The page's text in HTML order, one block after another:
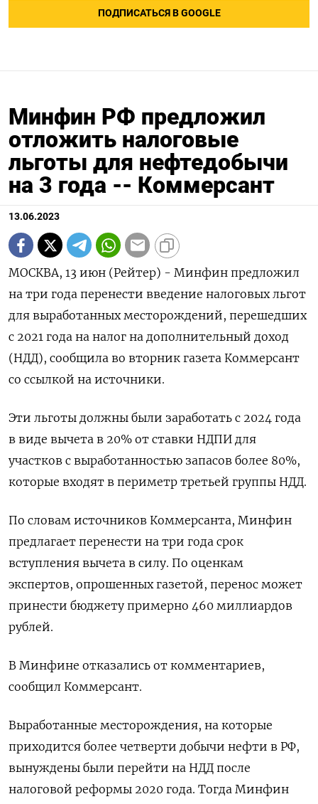
ПОДПИСАТЬСЯ В GOOGLE
Минфин РФ предложил
отложить налоговые
льготы для нефтедобычи
на 3 года -- Коммерсант
13.06.2023
МОСКВА, 13 июн (Рейтер) - Минфин предложил
на три года перенести введение налоговых льгот
для выработанных месторождений, перешедших
с 2021 года на налог на дополнительный доход
(НДД), сообщила во вторник газета Коммерсант
со ссылкой на источники.
Эти льготы должны были заработать с 2024 года
в виде вычета в 20% от ставки НДПИ для
участков с выработанностью запасов более 80%,
которые входят в периметр третьей группы НДД.
По словам источников Коммерсанта, Минфин
предлагает перенести на три года срок
вступления вычета в силу. По оценкам
экспертов, опрошенных газетой, перенос может
принести бюджету примерно 460 миллиардов
рублей.
В Минфине отказались от комментариев,
сообщил Коммерсант.
Выработанные месторождения, на которые
приходится более четверти добычи нефти в РФ,
вынуждены были перейти на НДД после
налоговой реформы 2020 года. Тогда Минфин